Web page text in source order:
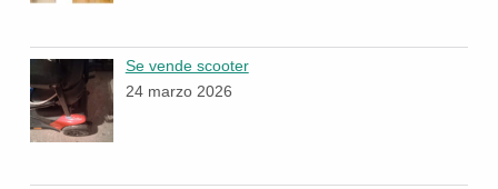
Se vende scooter
24 marzo 2026